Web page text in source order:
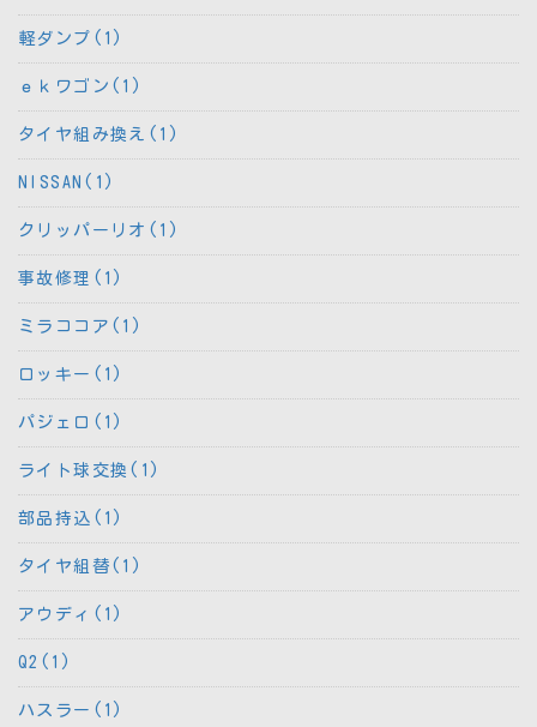
軽ダンプ(1)
ｅｋワゴン(1)
タイヤ組み換え(1)
NISSAN(1)
クリッパーリオ(1)
事故修理(1)
ミラココア(1)
ロッキー(1)
パジェロ(1)
ライト球交換(1)
部品持込(1)
タイヤ組替(1)
アウディ(1)
Q2(1)
ハスラー(1)